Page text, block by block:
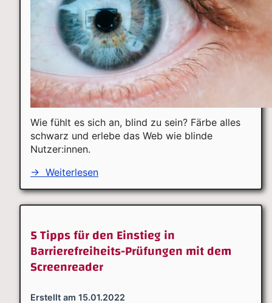
Wie fühlt es sich an, blind zu sein? Färbe alles
schwarz und erlebe das Web wie blinde
Nutzer:innen.
→ Weiterlesen
5 Tipps für den Einstieg in
Barrierefreiheits-Prüfungen mit dem
Screenreader
Erstellt am 15.01.2022